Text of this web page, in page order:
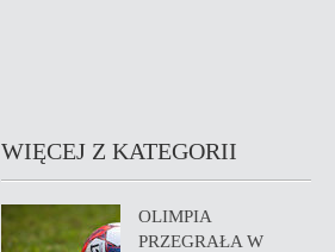
WIĘCEJ Z KATEGORII
OLIMPIA
PRZEGRAŁA W